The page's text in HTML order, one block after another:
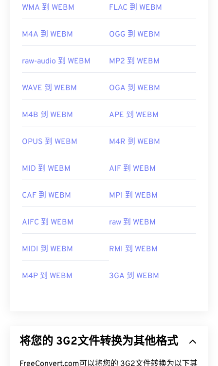
WMA 到 WEBM FLAC 到 WEBM
M4A 到 WEBM OGG 到 WEBM
raw-audio 到 WEBM MP2 到 WEBM
WAVE 到 WEBM OGA 到 WEBM
M4B 到 WEBM APE 到 WEBM
OPUS 到 WEBM M4R 到 WEBM
MID 到 WEBM AIF 到 WEBM
CAF 到 WEBM MP1 到 WEBM
AIFC 到 WEBM raw 到 WEBM
MIDI 到 WEBM RMI 到 WEBM
M4P 到 WEBM 3GA 到 WEBM
将您的 3G2文件转换为其他格式